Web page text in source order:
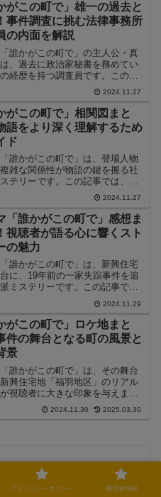
がこの町で」雄一の過去と
事件調査に挑む法律事務所
の内面を解説
「誰かがこの町で」の主人公・真
、過去に政治家秘書を務めてい
経歴を持つ調査員です。この記
、真崎雄一の過去と現在の背景に
事件調査に挑む彼の内面を解説し
2024.11.27
がこの町で」相関図まと
語をより深く理解するため
ド
「誰かがこの町で」は、登場人物
雑な関係性が物語の鍵を握る社
テリーです。この記事では、ド
相関図を詳しく解説し、登場人物
や関係性をわかりやすくガイドし
2024.11.27
「誰かがこの町で」感想ま
視聴者が語る心に響くスト
の魅力
「誰かがこの町で」は、新興住宅
に、19年前の一家失踪事件を追
ミステリーです。この記事で
聴者が語る本作の魅力と感動のポ
をまとめ、物語が心に響いた理由
します。
2024.11.29
がこの町で」ロケ地まと
件の舞台となる町の風景と
景
「誰かがこの町で」は、その舞台
興住宅地「福羽地区」のリアル
視聴者に大きな印象を与えまし
の記事では、ドラマの撮影場所を
、舞台となる町の背景や選ばれた
2024.11.30 2025.03.30
誰かがこの町で」評価まとめ！
感じた魅力と課題を分析
プライバシーポリシー 運営者情報